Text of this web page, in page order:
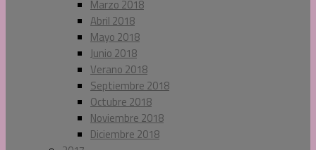
Marzo 2018
Abril 2018
Mayo 2018
Junio 2018
Verano 2018
Septiembre 2018
Octubre 2018
Noviembre 2018
Diciembre 2018